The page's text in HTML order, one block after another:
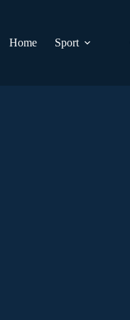
Home
Sport